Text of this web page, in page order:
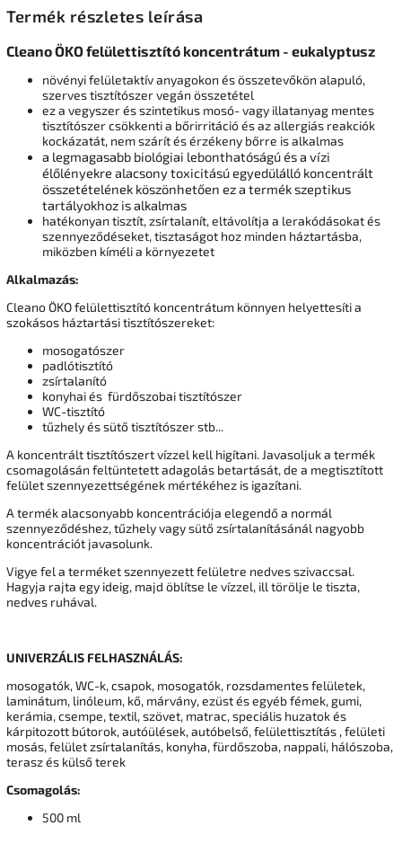
Termék részletes leírása
Cleano ÖKO felülettisztító koncentrátum - eukalyptusz
növényi felületaktív anyagokon és összetevőkön alapuló,
szerves tisztítószer vegán összetétel
ez a vegyszer és szintetikus mosó- vagy illatanyag mentes
tisztítószer csökkenti a bőrirritáció és az allergiás reakciók
kockázatát, nem szárít és érzékeny bőrre is alkalmas
a legmagasabb biológiai lebonthatóságú és a vízi
élőlényekre alacsony toxicitású egyedülálló koncentrált
összetételének köszönhetően ez a termék szeptikus
tartályokhoz is alkalmas
hatékonyan tisztít, zsírtalanít, eltávolítja a lerakódásokat és
szennyeződéseket, tisztaságot hoz minden háztartásba,
miközben kíméli a környezetet
Alkalmazás:
Cleano ÖKO felülettisztító koncentrátum könnyen helyettesíti a
szokásos háztartási tisztítószereket:
mosogatószer
padlótisztító
zsírtalanító
konyhai és fürdőszobai tisztítószer
WC-tisztító
tűzhely és sütő tisztítószer stb...
A koncentrált tisztítószert vízzel kell higítani. Javasoljuk a termék
csomagolásán feltüntetett adagolás betartását, de a megtisztított
felület szennyezettségének mértékéhez is igazítani.
A termék alacsonyabb koncentrációja elegendő a normál
szennyeződéshez, tűzhely vagy sütő zsírtalanításánál nagyobb
koncentrációt javasolunk.
Vigye fel a terméket szennyezett felületre nedves szivaccsal.
Hagyja rajta egy ideig, majd öblítse le vízzel, ill törölje le tiszta,
nedves ruhával.
UNIVERZÁLIS FELHASZNÁLÁS:
mosogatók, WC-k, csapok, mosogatók, rozsdamentes felületek,
laminátum, linóleum, kő, márvány, ezüst és egyéb fémek, gumi,
kerámia, csempe, textil, szövet, matrac, speciális huzatok és
kárpitozott bútorok, autóülések, autóbelső, felülettisztítás , felületi
mosás, felület zsírtalanítás, konyha, fürdőszoba, nappali, hálószoba,
terasz és külső terek
Csomagolás:
500 ml